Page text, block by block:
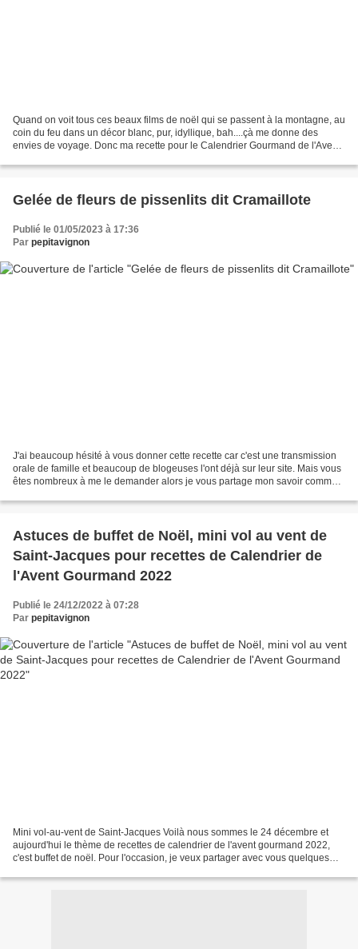
Quand on voit tous ces beaux films de noël qui se passent à la montagne, au
coin du feu dans un décor blanc, pur, idyllique, bah....çà me donne des
envies de voyage. Donc ma recette pour le Calendrier Gourmand de l'Avent
Gelée de fleurs de pissenlits dit Cramaillote
Publié le 01/05/2023 à 17:36
Par pepitavignon
J'ai beaucoup hésité à vous donner cette recette car c'est une transmission
orale de famille et beaucoup de blogeuses l'ont déjà sur leur site. Mais vous
êtes nombreux à me le demander alors je vous partage mon savoir comme
Astuces de buffet de Noël, mini vol au vent de
Saint-Jacques pour recettes de Calendrier de
l'Avent Gourmand 2022
Publié le 24/12/2022 à 07:28
Par pepitavignon
Mini vol-au-vent de Saint-Jacques Voilà nous sommes le 24 décembre et
aujourd'hui le thème de recettes de calendrier de l'avent gourmand 2022,
c'est buffet de noël. Pour l'occasion, je veux partager avec vous quelques